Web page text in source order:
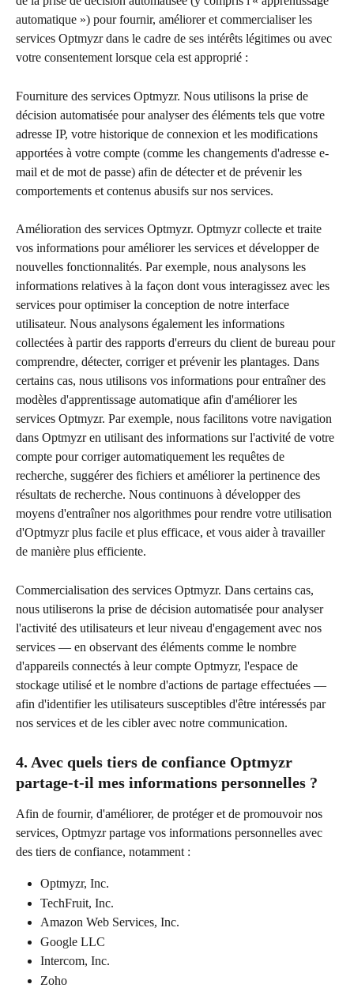
automatique ») pour fournir, améliorer et commercialiser les
services Optmyzr dans le cadre de ses intérêts légitimes ou avec
votre consentement lorsque cela est approprié :
Fourniture des services Optmyzr. Nous utilisons la prise de
décision automatisée pour analyser des éléments tels que votre
adresse IP, votre historique de connexion et les modifications
apportées à votre compte (comme les changements d'adresse e-
mail et de mot de passe) afin de détecter et de prévenir les
comportements et contenus abusifs sur nos services.
Amélioration des services Optmyzr. Optmyzr collecte et traite
vos informations pour améliorer les services et développer de
nouvelles fonctionnalités. Par exemple, nous analysons les
informations relatives à la façon dont vous interagissez avec les
services pour optimiser la conception de notre interface
utilisateur. Nous analysons également les informations
collectées à partir des rapports d'erreurs du client de bureau pour
comprendre, détecter, corriger et prévenir les plantages. Dans
certains cas, nous utilisons vos informations pour entraîner des
modèles d'apprentissage automatique afin d'améliorer les
services Optmyzr. Par exemple, nous facilitons votre navigation
dans Optmyzr en utilisant des informations sur l'activité de votre
compte pour corriger automatiquement les requêtes de
recherche, suggérer des fichiers et améliorer la pertinence des
résultats de recherche. Nous continuons à développer des
moyens d'entraîner nos algorithmes pour rendre votre utilisation
d'Optmyzr plus facile et plus efficace, et vous aider à travailler
de manière plus efficiente.
Commercialisation des services Optmyzr. Dans certains cas,
nous utiliserons la prise de décision automatisée pour analyser
l'activité des utilisateurs et leur niveau d'engagement avec nos
services — en observant des éléments comme le nombre
d'appareils connectés à leur compte Optmyzr, l'espace de
stockage utilisé et le nombre d'actions de partage effectuées —
afin d'identifier les utilisateurs susceptibles d'être intéressés par
nos services et de les cibler avec notre communication.
4. Avec quels tiers de confiance Optmyzr
partage-t-il mes informations personnelles ?
Afin de fournir, d'améliorer, de protéger et de promouvoir nos
services, Optmyzr partage vos informations personnelles avec
des tiers de confiance, notamment :
Optmyzr, Inc.
TechFruit, Inc.
Amazon Web Services, Inc.
Google LLC
Intercom, Inc.
Zoho